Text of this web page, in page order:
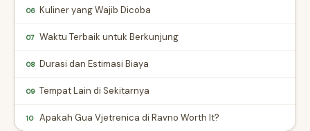
06 Kuliner yang Wajib Dicoba
07 Waktu Terbaik untuk Berkunjung
08 Durasi dan Estimasi Biaya
09 Tempat Lain di Sekitarnya
10 Apakah Gua Vjetrenica di Ravno Worth It?